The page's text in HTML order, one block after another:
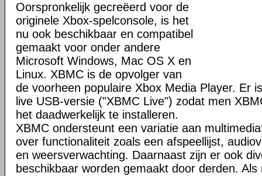
Oorspronkelijk gecreëerd voor de
originele Xbox-spelconsole, is het
nu ook beschikbaar en compatibel
gemaakt voor onder andere
Microsoft Windows, Mac OS X en
Linux. XBMC is de opvolger van
de voorheen populaire Xbox Media Player. Er
live USB-versie ("XBMC Live") zodat men
het daadwerkelijk te installeren.
XBMC ondersteunt een variatie aan
over functionaliteit zoals een afspeellijst,
en weersverwachting. Daarnaast zijn er ook
beschikbaar worden gemaakt door derden.